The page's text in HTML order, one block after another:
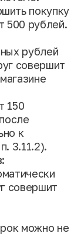
покупку
500 рублей.
рублей
совершит
150
к
3.11.2).
совершит
можно не